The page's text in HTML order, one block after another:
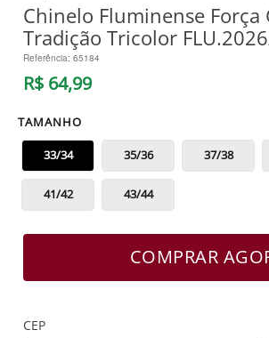
Chinelo Fluminense Força
Tradição Tricolor
Referência: 65184
R$ 64,99
TAMANHO
33/34 35/36 37/38
41/42 43/44
COMPRAR
CEP